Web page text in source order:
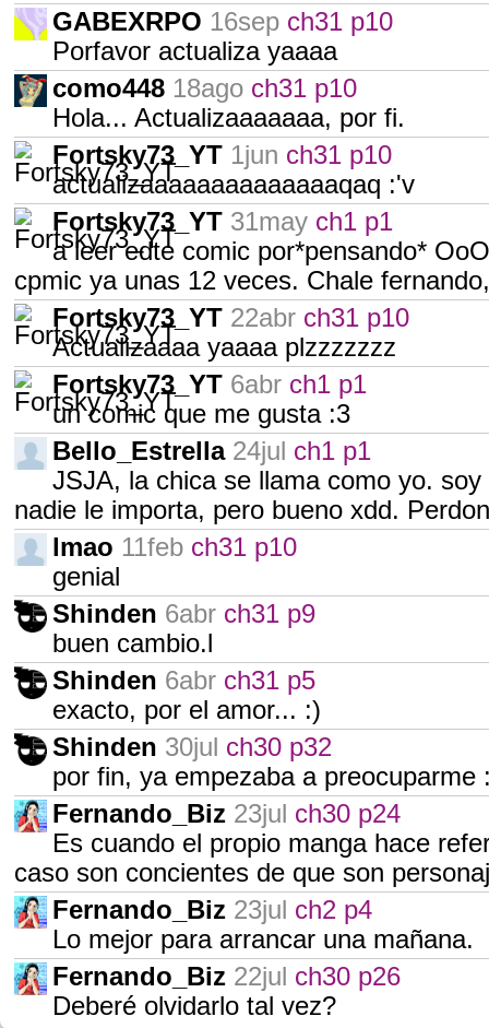
GABEXRPO 16sep ch31 p10
Porfavor actualiza yaaaa
como448 18ago ch31 p10
Hola... Actualizaaaaaaa, por fi.
Fortsky73_YT 1jun ch31 p10
actualizaaaaaaaaaaaaaaqaq :'v
Fortsky73_YT 31may ch1 p1
a leer edte comic por*pensando*
cpmic ya unas 12 veces. Chale
Fortsky73_YT 22abr ch31 p10
Actualizaaaa yaaaa plzzzzzzz
Fortsky73_YT 6abr ch1 p1
un comic que me gusta :3
Bello_Estrella 24jul ch1 p1
JSJA, la chica se llama como yo.
nadie le importa, pero bueno xdd.
lmao 11feb ch31 p10
genial
Shinden 6abr ch31 p9
buen cambio.l
Shinden 6abr ch31 p5
exacto, por el amor... :)
Shinden 30jul ch30 p32
por fin, ya empezaba a preocuparme
Fernando_Biz 23jul ch30 p24
Es cuando el propio manga hace
caso son concientes de que son
Fernando_Biz 23jul ch2 p4
Lo mejor para arrancar una mañana.
Fernando_Biz 22jul ch30 p26
Deberé olvidarlo tal vez?